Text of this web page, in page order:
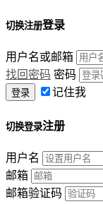
切换注册登录
用户名或邮箱
找回密码 密码
记住我
切换登录注册
用户名
邮箱
邮箱验证码